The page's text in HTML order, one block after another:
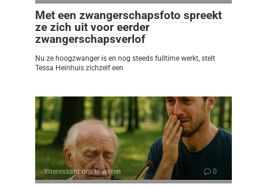
Met een zwangerschapsfoto spreekt
ze zich uit voor eerder
zwangerschapsverlof
Nu ze hoogzwanger is en nog steeds fulltime werkt, stelt
Tessa Heinhuis zichzelf een
Interessant om te weten 0